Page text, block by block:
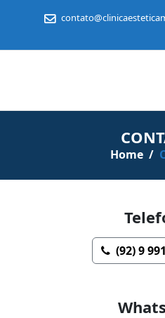
Home /
(92) 9